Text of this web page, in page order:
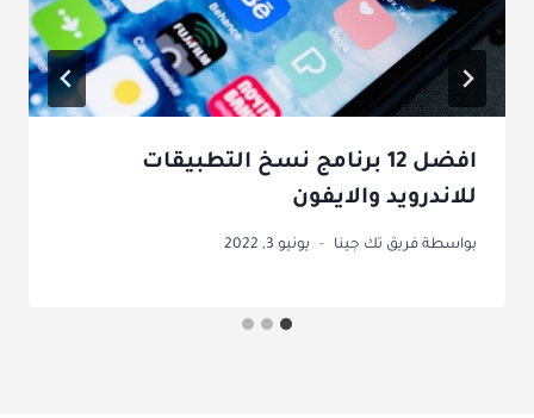
افضل 12 برنامج نسخ التطبيقات
للاندرويد والايفون
بواسطة فريق تك جينا يونيو 3, 2022